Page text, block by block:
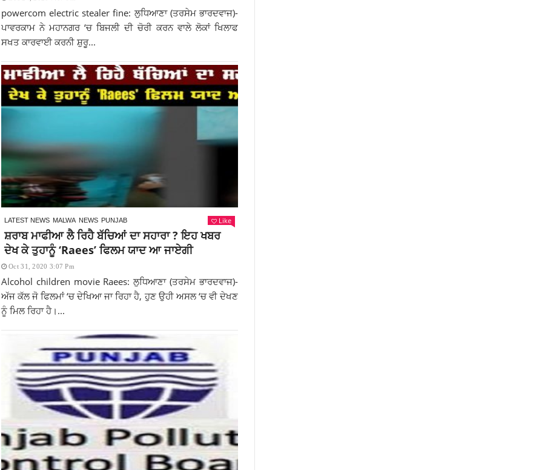
powercom electric stealer fine: ਲੁਧਿਆਣਾ (ਤਰਸੇਮ ਭਾਰਦਵਾਜ)-
ਪਾਵਰਕਾਮ ਨੇ ਮਹਾਨਗਰ ‘ਚ ਬਿਜਲੀ ਦੀ ਚੋਰੀ ਕਰਨ ਵਾਲੇ ਲੋਕਾਂ ਖਿਲਾਫ
ਸਖਤ ਕਾਰਵਾਈ ਕਰਨੀ ਸ਼ੁਰੂ...
LATEST NEWS MALWA NEWS PUNJAB Like
ਸ਼ਰਾਬ ਮਾਫੀਆ ਲੈ ਰਿਹੈ ਬੱਚਿਆਂ ਦਾ ਸਹਾਰਾ ? ਇਹ ਖਬਰ
ਦੇਖ ਕੇ ਤੁਹਾਨੂੰ ‘Raees’ ਫਿਲਮ ਯਾਦ ਆ ਜਾਏਗੀ
Oct 31, 2020 3:07 Pm
Alcohol children movie Raees: ਲੁਧਿਆਣਾ (ਤਰਸੇਮ ਭਾਰਦਵਾਜ)-
ਅੱਜ ਕੱਲ ਜੋ ਫਿਲਮਾਂ ‘ਚ ਦੇਖਿਆ ਜਾ ਰਿਹਾ ਹੈ, ਹੁਣ ਉਹੀ ਅਸਲ ‘ਚ ਵੀ ਦੇਖਣ
ਨੂੰ ਮਿਲ ਰਿਹਾ ਹੈ।...